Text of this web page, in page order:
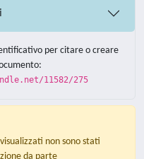
per citare o creare
11582/275
non sono stati
da parte